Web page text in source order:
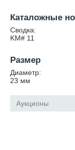
Каталожные
Сводка:
KM# 11
Размер
Диаметр:
23 мм
Аукционы